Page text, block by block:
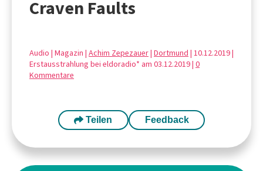
Craven Faults
Audio | Magazin | Achim Zepezauer| Dortmund | 10.12.2019 |
Erstausstrahlung bei eldoradio* am 03.12.2019 | 0
Kommentare
Teilen Feedback